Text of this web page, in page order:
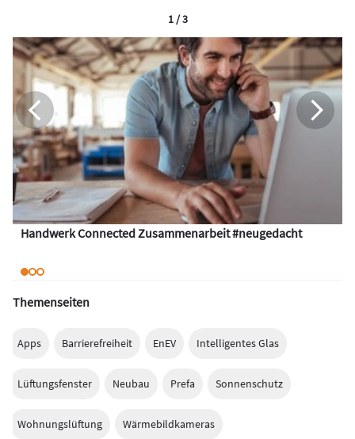
Handwerk Connected Zusammenarbeit #neugedacht
1 / 3
Themenseiten
Apps Barrierefreiheit EnEV Intelligentes Glas
Lüftungsfenster Neubau Prefa Sonnenschutz
Wohnungslüftung Wärmebildkameras